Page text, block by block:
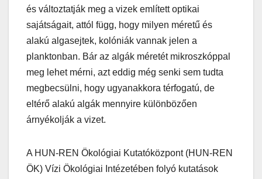
és változtatják meg a vizek említett optikai
sajátságait, attól függ, hogy milyen méretű és
alakú algasejtek, kolóniák vannak jelen a
planktonban. Bár az algák méretét mikroszkóppal
meg lehet mérni, azt eddig még senki sem tudta
megbecsülni, hogy ugyanakkora térfogatú, de
eltérő alakú algák mennyire különbözően
árnyékolják a vizet.
A HUN-REN Ökológiai Kutatóközpont (HUN-REN
ÖK) Vízi Ökológiai Intézetében folyó kutatások